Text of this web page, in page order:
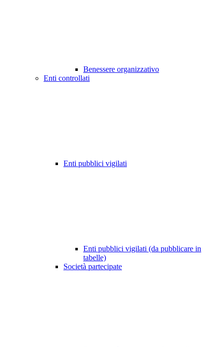
Benessere organizzativo
Enti controllati
Enti pubblici vigilati
Enti pubblici vigilati (da pubblicare in
tabelle)
Società partecipate